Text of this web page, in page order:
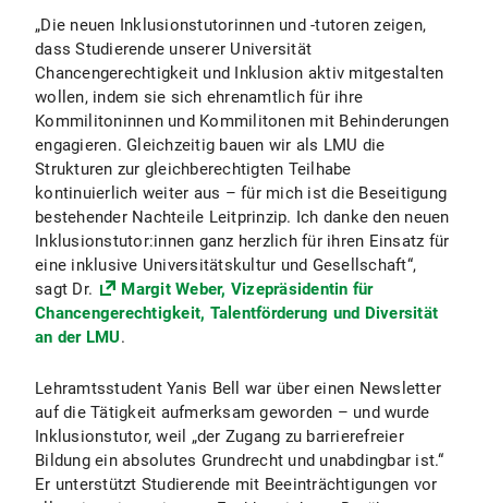
„Die neuen Inklusionstutorinnen und -tutoren zeigen,
dass Studierende unserer Universität
Chancengerechtigkeit und Inklusion aktiv mitgestalten
wollen, indem sie sich ehrenamtlich für ihre
Kommilitoninnen und Kommilitonen mit Behinderungen
engagieren. Gleichzeitig bauen wir als LMU die
Strukturen zur gleichberechtigten Teilhabe
kontinuierlich weiter aus – für mich ist die Beseitigung
bestehender Nachteile Leitprinzip. Ich danke den neuen
Inklusionstutor:innen ganz herzlich für ihren Einsatz für
eine inklusive Universitätskultur und Gesellschaft“,
sagt Dr.
Margit Weber, Vizepräsidentin für
Chancengerechtigkeit, Talentförderung und Diversität
an der LMU.
Lehramtsstudent Yanis Bell war über einen Newsletter
auf die Tätigkeit aufmerksam geworden – und wurde
Inklusionstutor, weil „der Zugang zu barrierefreier
Bildung ein absolutes Grundrecht und unabdingbar ist.“
Er unterstützt Studierende mit Beeinträchtigungen vor